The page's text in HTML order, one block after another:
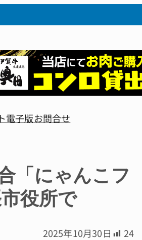
電子版お問合せ
「にゃんこフ
役所で
2025年10月30日 24